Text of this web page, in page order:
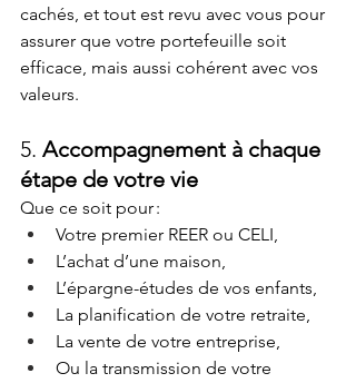
cachés, et tout est revu avec vous pour
assurer que votre portefeuille soit
efficace, mais aussi cohérent avec vos
valeurs.
5. Accompagnement à chaque
étape de votre vie
Que ce soit pour :
Votre premier REER ou CELI,
L’achat d’une maison,
L’épargne-études de vos enfants,
La planification de votre retraite,
La vente de votre entreprise,
Ou la transmission de votre